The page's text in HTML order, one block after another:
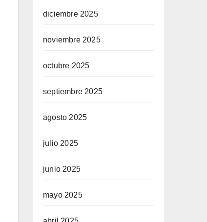
diciembre 2025
noviembre 2025
octubre 2025
septiembre 2025
agosto 2025
julio 2025
junio 2025
mayo 2025